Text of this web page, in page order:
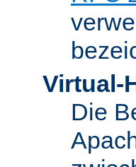
Virtual-
Die